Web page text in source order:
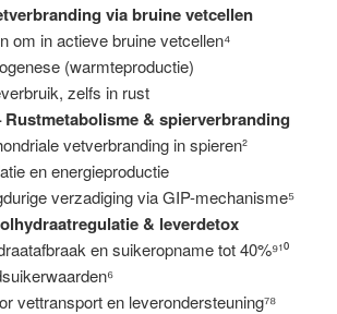
via bruine vetcellen
om in actieve bruine vetcellen⁴
(warmteproductie)
zelfs in rust
& spierverbranding
vetverbranding in spieren²
en energieproductie
verzadiging via GIP-mechanisme⁵
& leverdetox
en suikeropname tot 40%⁹¹⁰
vettransport en leverondersteuning⁷⁸